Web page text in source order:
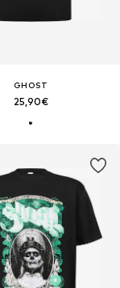
GHOST
25,90€